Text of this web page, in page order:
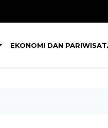
EKONOMI DAN